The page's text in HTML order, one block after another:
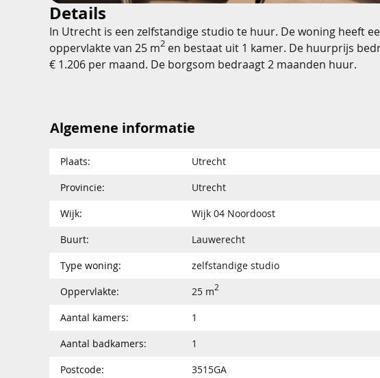
Details
In Utrecht is een zelfstandige studio te huur. De woning heeft
oppervlakte van 25 m2 en bestaat uit 1 kamer. De huurprijs
€ 1.206 per maand. De borgsom bedraagt 2 maanden huur.
Algemene informatie
Plaats:
Utrecht
Provincie:
Utrecht
Wijk:
Wijk 04 Noordoost
Buurt:
Lauwerecht
Type woning:
zelfstandige studio
Oppervlakte:
25 m2
Aantal kamers:
1
Aantal badkamers:
1
Postcode:
3515GA